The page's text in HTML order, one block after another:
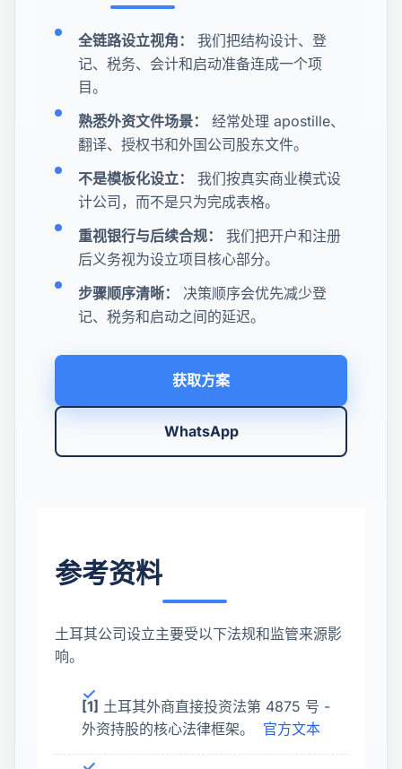
全链路设立视角：
我们把结构设计、登
记、税务、会计和启动准备连成一个项
目。
熟悉外资文件场景：
经常处理 apostille、
翻译、授权书和外国公司股东文件。
不是模板化设立：
我们按真实商业模式设
计公司，而不是只为完成表格。
重视银行与后续合规：
我们把开户和注册
后义务视为设立项目核心部分。
步骤顺序清晰：
决策顺序会优先减少登
记、税务和启动之间的延迟。
获取方案
WhatsApp
参考资料
土耳其公司设立主要受以下法规和监管来源影
响。
[1] 土耳其外商直接投资法第 4875 号 -
外资持股的核心法律框架。
官方文本